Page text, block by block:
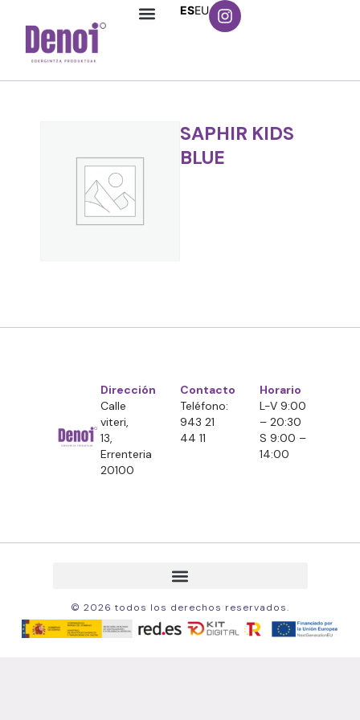
ESEU
SAPHIR KIDS
BLUE
Dirección
Calle
viteri,
13,
Errenteria
20100
Contacto
Teléfono:
943 21
44 11
Horario
L-V 9:00
– 20:30
S 9:00 –
14:00
© 2026 todos los derechos reservados.